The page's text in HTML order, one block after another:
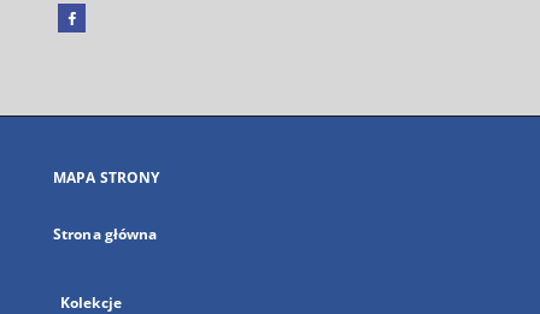
Facebook
się
karcie
MAPA STRONY
Strona główna
Kolekcje